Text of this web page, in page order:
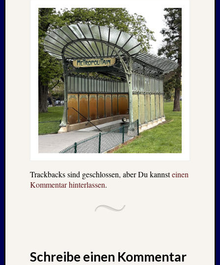
Trackbacks sind geschlossen, aber Du kannsteinen
Kommentar hinterlassen.
Schreibe einen Kommentar